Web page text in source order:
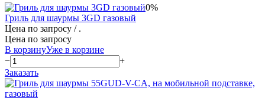
0%
Гриль для шаурмы 3GD газовый
Цена по запросу / .
Цена по запросу
В корзинуУже в корзине
−
+
Заказать